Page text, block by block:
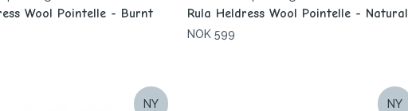
Wool Pointelle - Burnt
Rula Heldress Wool Pointelle - Natural
NOK 599
NY NY